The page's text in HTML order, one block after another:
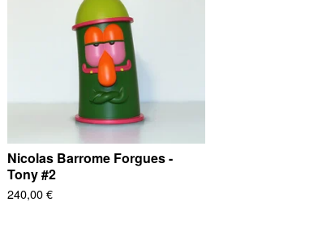
Nicolas Barrome Forgues -
Tony #2
240,00€